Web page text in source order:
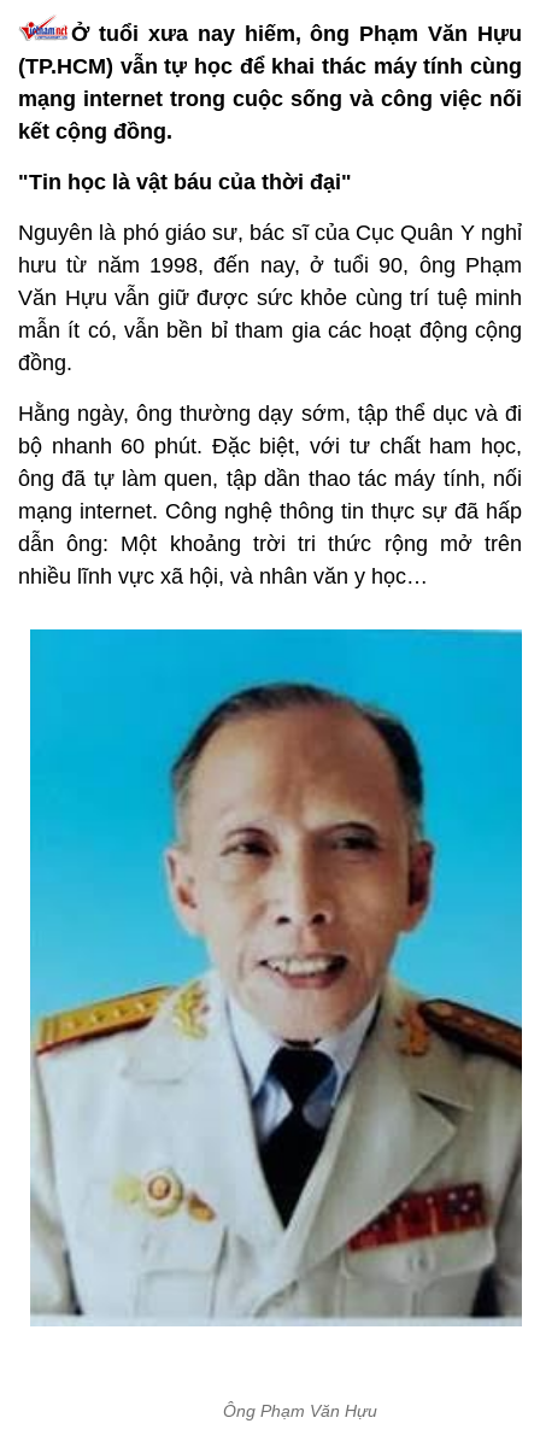
Ở tuổi xưa nay hiếm, ông Phạm Văn Hựu
(TP.HCM) vẫn tự học để khai thác máy tính cùng
mạng internet trong cuộc sống và công việc nối
kết cộng đồng.
"Tin học là vật báu của thời đại"
Nguyên là phó giáo sư, bác sĩ của Cục Quân Y nghỉ
hưu từ năm 1998, đến nay, ở tuổi 90, ông Phạm
Văn Hựu vẫn giữ được sức khỏe cùng trí tuệ minh
mẫn ít có, vẫn bền bỉ tham gia các hoạt động cộng
đồng.
Hằng ngày, ông thường dạy sớm, tập thể dục và đi
bộ nhanh 60 phút. Đặc biệt, với tư chất ham học,
ông đã tự làm quen, tập dần thao tác máy tính, nối
mạng internet. Công nghệ thông tin thực sự đã hấp
dẫn ông: Một khoảng trời tri thức rộng mở trên
nhiều lĩnh vực xã hội, và nhân văn y học…
Ông Phạm Văn Hựu